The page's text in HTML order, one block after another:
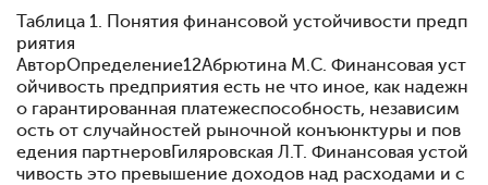
Таблица 1. Понятия финансовой устойчивости предп
риятия
АвторОпределение12Абрютина М.С. Финансовая уст
ойчивость предприятия есть не что иное, как надежн
о гарантированная платежеспособность, независим
ость от случайностей рыночной конъюнктуры и пов
едения партнеровГиляровская Л.Т. Финансовая устой
чивость это превышение доходов над расходами и с